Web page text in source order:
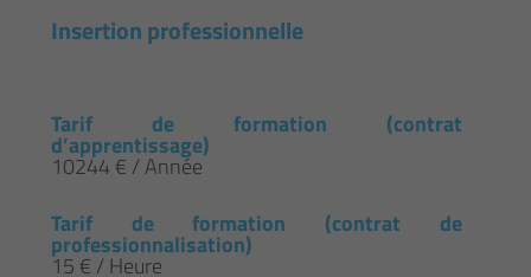
Insertion professionnelle
Tarif de formation (contrat
d’apprentissage)
10244 € / Année
Tarif de formation (contrat de
professionnalisation)
15 € / Heure